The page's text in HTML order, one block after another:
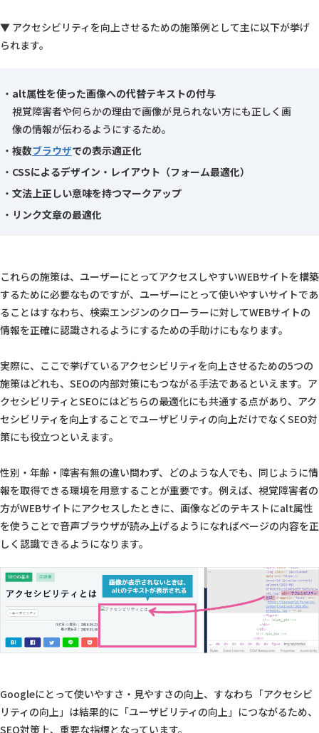
▼ アクセシビリティを向上させるための施策例として主に以下が挙げ
られます。
alt属性を使った画像への代替テキストの付与
視覚障害者や何らかの理由で画像が見られない方にも正しく画
像の情報が伝わるようにするため。
複数ブラウザでの表示適正化
CSSによるデザイン・レイアウト（フォーム最適化）
文法上正しい意味を持つマークアップ
リンク文章の最適化
これらの施策は、ユーザーにとってアクセスしやすいWEBサイトを構築
するために必要なものですが、ユーザーにとって使いやすいサイトであ
ることはすなわち、検索エンジンのクローラーに対してWEBサイトの
情報を正確に認識されるようにするための手助けにもなります。
実際に、ここで挙げているアクセシビリティを向上させるための5つの
施策はどれも、SEOの内部対策にもつながる手法であるといえます。ア
クセシビリティとSEOにはどちらの最適化にも共通する点があり、アク
セシビリティを向上することでユーザビリティの向上だけでなくSEO対
策にも役立つといえます。
性別・年齢・障害有無の違い問わず、どのような人でも、同じように情
報を取得できる環境を用意することが重要です。例えば、視覚障害者の
方がWEBサイトにアクセスしたときに、画像などのテキストにalt属性
を使うことで音声ブラウザが読み上げるようになればページの内容を正
しく認識できるようになります。
Googleにとって使いやすさ・見やすさの向上、すなわち「アクセシビ
リティの向上」は結果的に「ユーザビリティの向上」につながるため、
SEO対策上、重要な指標となっています。